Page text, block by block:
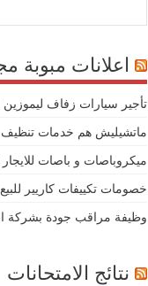
اعلانات مبوبة
تأجير سيارات زفاف
ماتشيليش هم خدمات تنظيف
ميكروباصات و باصات
خصومات تكييفات كاريير
وظيفة مراقب جودة بشركة
نتائج الامتحانات